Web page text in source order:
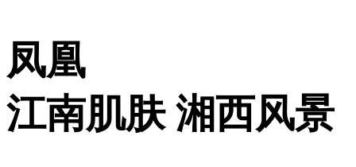
凤凰
江南肌肤 湘西风景